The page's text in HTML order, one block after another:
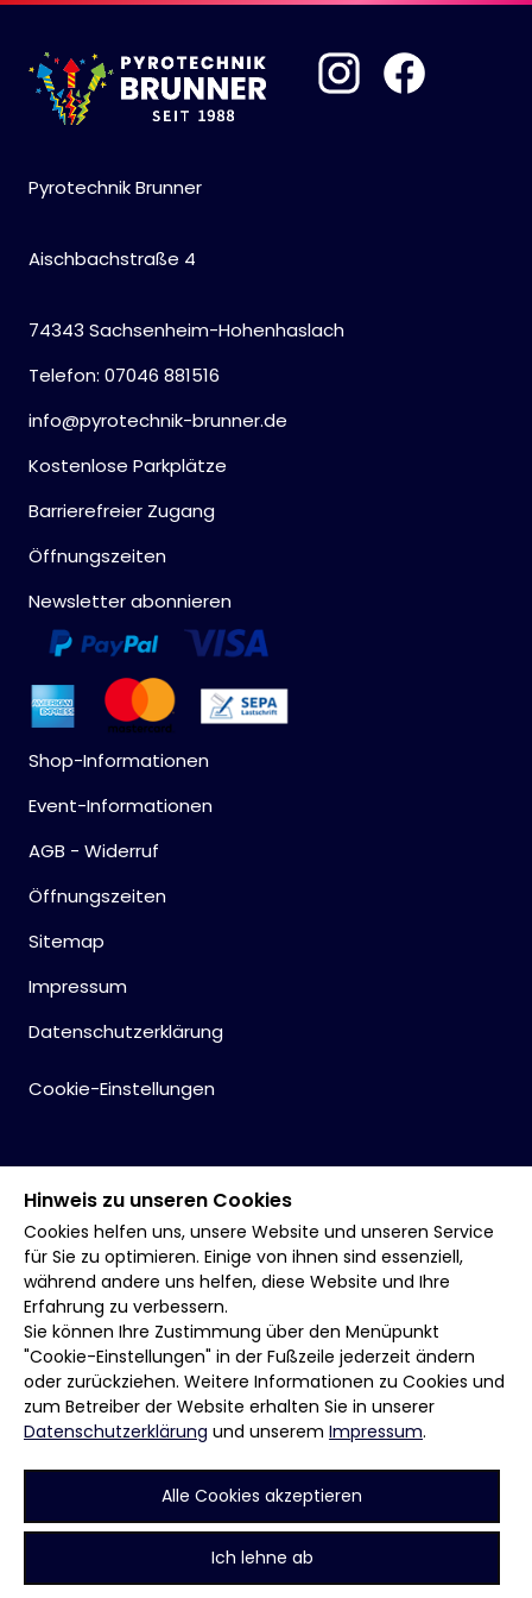
Pyrotechnik Brunner
Aischbachstraße 4
74343 Sachsenheim-Hohenhaslach
Telefon: 07046 881516
info@pyrotechnik-brunner.de
Kostenlose Parkplätze
Barrierefreier Zugang
Öffnungszeiten
Newsletter abonnieren
Shop-Informationen
Event-Informationen
AGB - Widerruf
Öffnungszeiten
Sitemap
Impressum
Datenschutzerklärung
Cookie-Einstellungen
Hinweis zu unseren Cookies
Cookies helfen uns, unsere Website und unseren Service
für Sie zu optimieren. Einige von ihnen sind essenziell,
während andere uns helfen, diese Website und Ihre
Erfahrung zu verbessern.
Sie können Ihre Zustimmung über den Menüpunkt
"Cookie-Einstellungen" in der Fußzeile jederzeit ändern
oder zurückziehen. Weitere Informationen zu Cookies und
zum Betreiber der Website erhalten Sie in unserer
Datenschutzerklärung und unserem Impressum.
Ich lehne ab
Alle Cookies akzeptieren